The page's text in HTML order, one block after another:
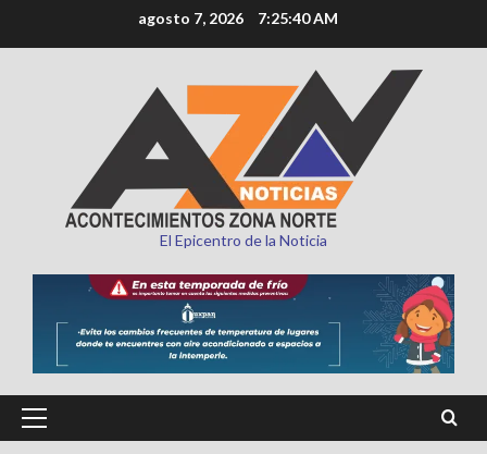
al
agosto 7, 2026 7:25:42 AM
El Epicentro de la Noticia
Menú